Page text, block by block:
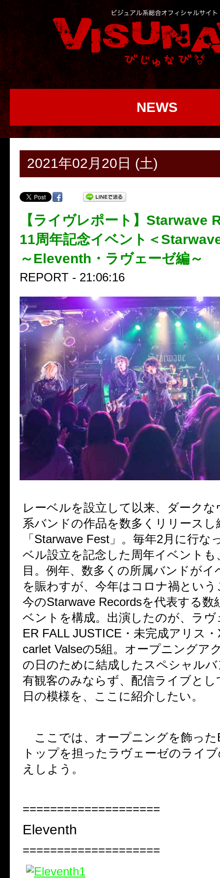
NEWS
2021年02月20日 (土)
【ライヴレポート】Starwave
11周年記念イベント＜
～Eleventh・ラヴェーゼ編～
REPORT - 21:06:16
レーベルを設立して以来、ダーク
系バンドの作品を数多くリリース
「 Starwave Fest 」。毎年2月に行な
ベル設立を記念した周年イベントも
目。例年、数多くの所属バンドがイ
を賑わすが、今年はコロナ禍とい
今のStarwave Recordsを代表する数
ベントを構成。出演したのが、ラヴ
ER FALL JUSTICE ・未完成アリス・
carlet Valseの5組。オープニングア
の日のために結成したスペシャル
有観客のみならず、配信ライブと
日の模様を、ここに紹介したい。
ここでは、オープニングを飾った
トップを担ったラヴェーゼのライ
えしよう。
====================
Eleventh
====================